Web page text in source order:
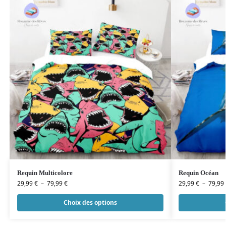
Requin Multicolore
29,99€ – 79,99€
Choix des options
Requin Océan
29,99€ – 79,99